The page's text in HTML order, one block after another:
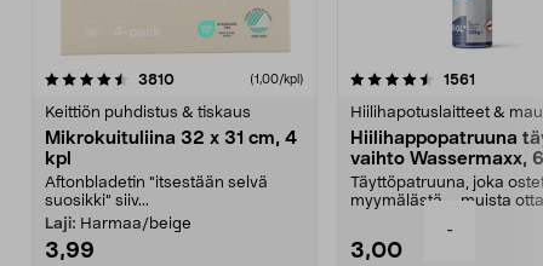
-
3810arvostelut (1,00/kpl)
Keittiön puhdistus & tiskaus
Mikrokuituliina 32 x 31 cm, 4
kpl
Aftonbladetin "itsestään selvä
suosikki" siiv...
Laji: Harmaa/beige
3,99
4.5viidestä
1561
Hiilihapotuslaitteet &
Hiilihappopatruuna
vaihto Wassermaxx,
Täyttöpatruuna, joka
myymälästä – muista
3,00
4.5viidestä